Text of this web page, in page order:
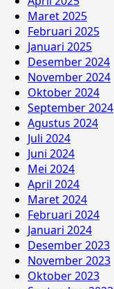
Maret 2025
Februari 2025
Januari 2025
Desember 2024
November 2024
Oktober 2024
September 2024
Agustus 2024
Juli 2024
Juni 2024
Mei 2024
April 2024
Maret 2024
Februari 2024
Januari 2024
Desember 2023
November 2023
Oktober 2023